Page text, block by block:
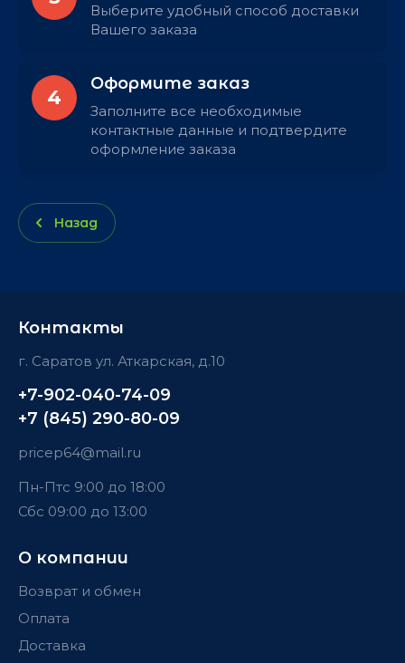
Выберите удобный способ доставки
Вашего заказа
4
Оформите заказ
Заполните все необходимые
контактные данные и подтвердите
оформление заказа
Назад
Контакты
г. Саратов ул. Аткарская, д.10
+7-902-040-74-09
+7 (845) 290-80-09
pricep64@mail.ru
Пн-Птс 9:00 до 18:00
Сбс 09:00 до 13:00
О компании
Возврат и обмен
Оплата
Доставка